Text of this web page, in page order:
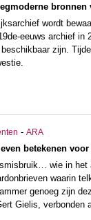
wordt
eeuws archief
zijn.
- ARA
betekenen
wie in
waarin
genoeg zijn
Gielis,